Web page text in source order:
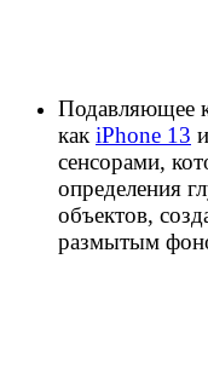
Подавляющее
как iPhone 13
сенсорами,
определения
объектов,
размытым